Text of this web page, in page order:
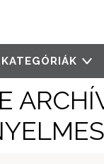
KATEGÓRIÁK